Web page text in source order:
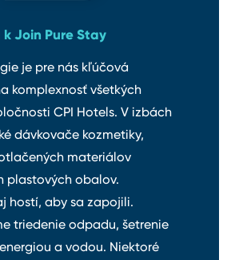
Join Pure Stay
je pre nás kľúčová
komplexnosť všetkých
CPI Hotels. V izbách
dávkovače kozmetiky,
materiálov
plastových obalov.
hostí, aby sa zapojili.
triedenie odpadu, šetrenie
a vodou. Niektoré